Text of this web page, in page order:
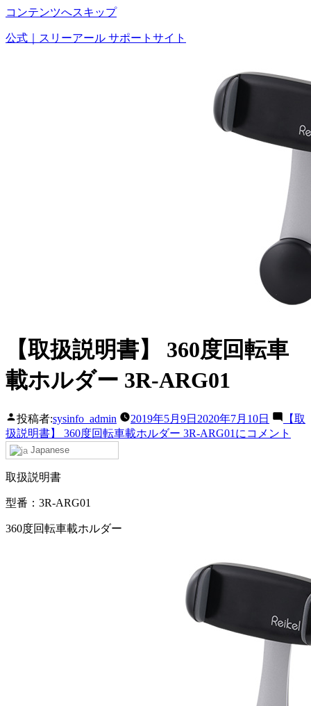
コンテンツへスキップ
公式｜スリーアール サポートサイト
【取扱説明書】 360度回転車
載ホルダー 3R-ARG01
投稿者:sysinfo_admin 2019年5月9日 2020年7月10日
【取
扱説明書】 360度回転車載ホルダー 3R-ARG01に コメント
Japanese
取扱説明書
型番：3R-ARG01
360度回転車載ホルダー